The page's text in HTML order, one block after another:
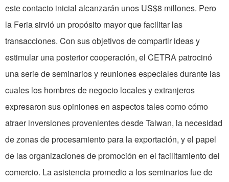
este contacto inicial alcanzarán unos US$8 millones. Pero
la Feria sirvió un propósito mayor que facilitar las
transacciones. Con sus objetivos de compartir ideas y
estimular una posterior cooperación, el CETRA patrocinó
una serie de seminarios y reuniones especiales durante las
cuales los hombres de negocio locales y extranjeros
expresaron sus opiniones en aspectos tales como cómo
atraer inversiones provenientes desde Taiwan, la necesidad
de zonas de procesamiento para la exportación, y el papel
de las organizaciones de promoción en el facilitamiento del
comercio. La asistencia promedio a los seminarios fue de